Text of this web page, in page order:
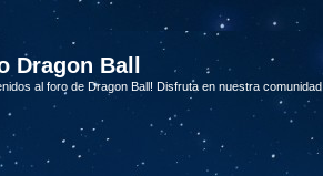
Dragon Ball
al foro de Dragon Ball! Disfruta en nuestra comunidad